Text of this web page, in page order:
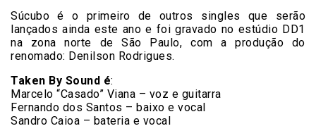
Súcubo é o primeiro de outros singles que serão
lançados ainda este ano e foi gravado no estúdio DD1
na zona norte de São Paulo, com a produção do
renomado: Denilson Rodrigues.
Taken By Sound é:
Marcelo “Casado” Viana – voz e guitarra
Fernando dos Santos – baixo e vocal
Sandro Caioa – bateria e vocal